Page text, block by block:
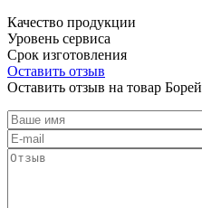
Качество продукции
Уровень сервиса
Срок изготовления
Оставить отзыв
Оставить отзыв на товар Борей